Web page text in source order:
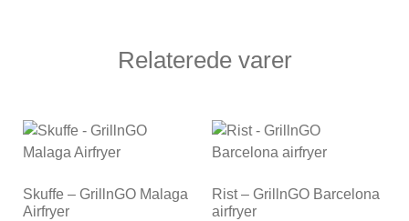
Relaterede varer
Skuffe – GrillnGO Malaga
Airfryer
Rist – GrillnGO Barcelona
airfryer